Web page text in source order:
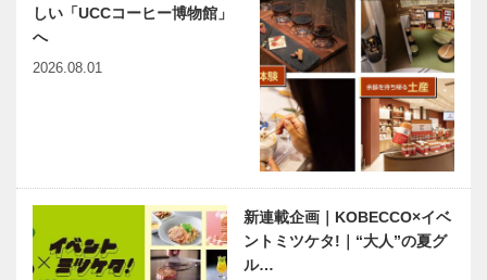
しい「UCCコーヒー博物館」
へ
2026.08.01
新連載企画｜KOBECCO×イベ
ントミツケタ!｜“大人”の夏グ
ル…